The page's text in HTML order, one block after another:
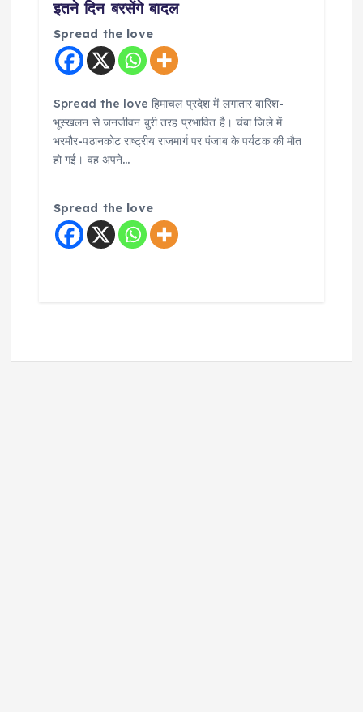
इतने दिन बरसेंगे बादल
Spread the love
Spread the love हिमाचल प्रदेश में लगातार बारिश-
भूस्खलन से जनजीवन बुरी तरह प्रभावित है। चंबा जिले में
भरमौर-पठानकोट राष्ट्रीय राजमार्ग पर पंजाब के पर्यटक की मौत
हो गई। वह अपने…
Spread the love